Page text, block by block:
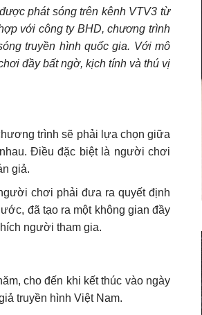
phát sóng trên kênh VTV3 từ
với công ty BHD, chương trình
truyền hình quốc gia. Với mô
đầy bất ngờ, kịch tính và thú vị
trình sẽ phải lựa chọn giữa
Điều đặc biệt là người chơi
giả.
chơi phải đưa ra quyết định
đã tạo ra một không gian đầy
người tham gia.
cho đến khi kết thúc vào ngày
truyền hình Việt Nam.